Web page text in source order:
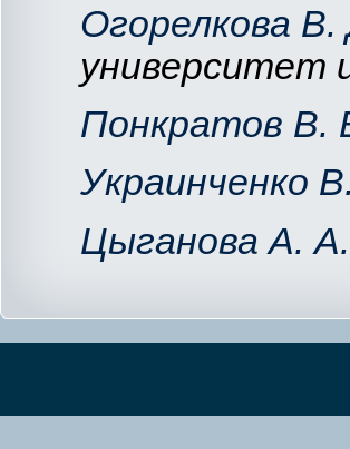
Огорелкова В.
университет
Понкратов В.
Украинченко
Цыганова А. А.